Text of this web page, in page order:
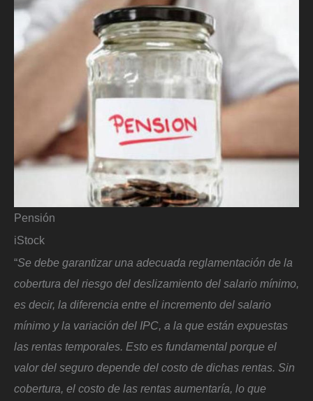
Pensión
iStock
“Se debe garantizar una adecuada reglamentación de la
cobertura del riesgo del deslizamiento del salario mínimo,
es decir, la diferencia entre el incremento del salario
mínimo y la variación del IPC, a la que están expuestas
las rentas temporales. Esto es fundamental porque el
valor del seguro depende del costo de dichas rentas. Sin
cobertura, el costo de las rentas aumentaría, lo que